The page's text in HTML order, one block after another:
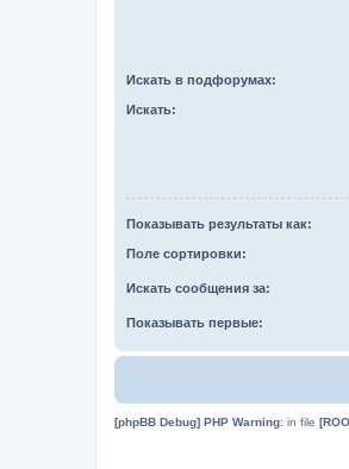
Искать в подфорумах:
Искать:
Показывать результаты как:
Поле сортировки:
Искать сообщения за:
Показывать первые:
[phpBB Debug] PHP Warning: in file